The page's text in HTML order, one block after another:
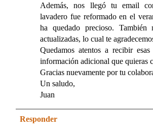
Además, nos llegó tu email
lavadero fue reformado en el
ha quedado precioso. También
actualizadas, lo cual te
Quedamos atentos a recibir
información adicional que quieras
Gracias nuevamente por tu
Un saludo,
Juan
Responder